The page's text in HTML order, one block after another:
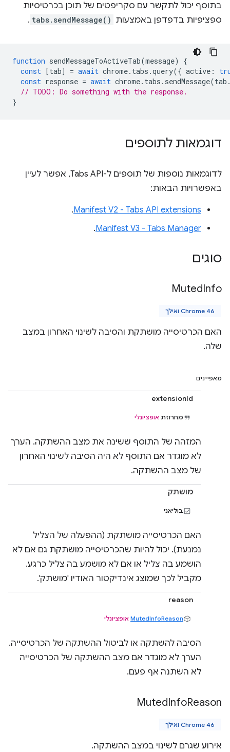
בתוסף יכול לתקשר עם סקריפטים של תוכן בכרטיסיות
ספציפיות בדפדפן באמצעות tabs.sendMessage()
.
function sendMessageToActiveTab(message)
{
const [tab] = await chrome. tabs .query({ active :
const response = await chrome. tabs . sendMessage(tab
// TODO: Do something with the response.
}
דוגמאות לתוספים
לדוגמאות נוספות של תוספים ל-Tabs API, אפשר לעיין
באפשרויות הבאות:
Manifest V2 - Tabs API extensions
.
Manifest V3 - Tabs Manager
.
סוגים
MutedInfo
Chrome 46 ואילך
האם הכרטיסייה מושתקת והסיבה לשינוי האחרון במצב
שלה.
מאפיינים
extensionId
מחרוזת אופציונלי
המזהה של התוסף ששינה את מצב ההשתקה. הערך
לא מוגדר אם התוסף לא היה הסיבה לשינוי האחרון
של מצב ההשתקה.
מושתק
בוליאני
האם הכרטיסייה מושתקת (ההפעלה של הצליל
נמנעת). יכול להיות שהכרטיסייה מושתקת גם אם לא
הושמע בה צליל או אם לא מושמע בה צליל כרגע.
מקביל לכך שמוצג אינדיקטור האודיו 'מושתק'.
reason
MutedInfoReason אופציונלי
הסיבה להשתקה או לביטול ההשתקה של הכרטיסייה.
הערך לא מוגדר אם מצב ההשתקה של הכרטיסייה
לא השתנה אף פעם.
MutedInfoReason
Chrome 46 ואילך
אירוע שגרם לשינוי במצב ההשתקה.